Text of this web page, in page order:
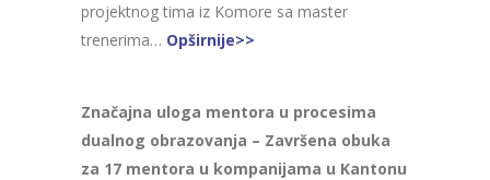
projektnog tima iz Komore sa master
trenerima… Opširnije>>
Značajna uloga mentora u procesima
dualnog obrazovanja – Završena obuka
za 17 mentora u kompanijama u Kantonu